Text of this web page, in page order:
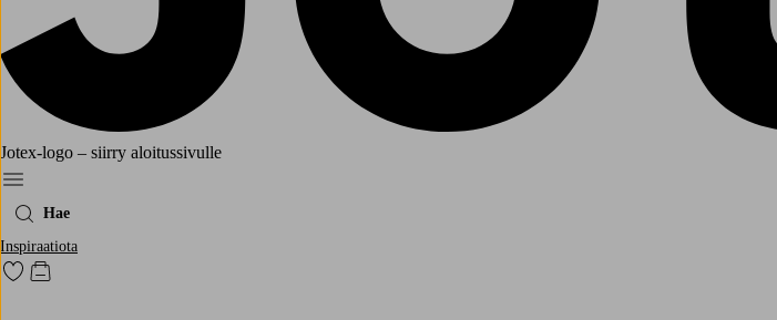
Jotex-logo – siirry aloitussivulle
Menu
Hae
Inspiraatiota
Siirry merkittyihin suosikkituotteisiin
Siirry ostoskoriin